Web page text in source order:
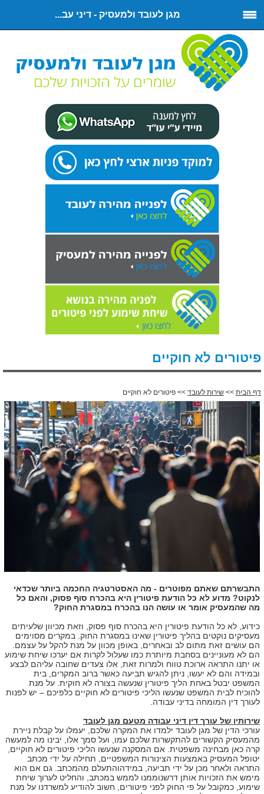
מגן לעובד ולמעסיק - דיני עב...
פיטורים לא חוקיים
דף הבית >> שירות לעובד >> פיטורים לא חוקיים
התבשרתם שאתם מפוטרים - מה האסטרטגיה החכמה ביותר שכדאי
לנקוט? מדוע לא כל הודעת פיטורין היא בהכרח סוף פסוק, והאם כל
מה שהמעסיק אומר או עושה הנו בהכרח במסגרת החוק?
כידוע, לא כל הודעת פיטורין היא בהכרח סוף פסוק, וזאת מכיוון שלעיתים
מעסיקים נוקטים בהליך פיטורין שאינו במסגרת החוק. במקרים מסוימים
הם עושים זאת מתום לב ובאחרים, באופן מכוון על מנת להקל על עצמם.
הם לא מעוניינים בסחבת מיותרת כמו שעלול לקרות אם יערכו שיחת שימוע
או יתנו התראה ארוכת טווח ולמרות זאת, אלו צעדים שחובה עליהם לבצע
ובמידה והם לא יעשו, ניתן להגיש תביעה כאשר ברוב המקרים, בית
המשפט יבטל באחת הליך פיטורין שנעשה בצורה לא חוקית. על מנת
להוכיח לבית המשפט שנעשו הליכי פיטורים לא חוקיים כלפיכם – יש לפנות
לעורך דין המומחה בדיני עבודה.
שירותיו של עורך דין דיני עבודה מטעם מגן לעובד
עורכי הדין של מגן לעובד ילמדו את המקרה שלכם, יעמלו על קבלת ניירת
מהמעסיק הקשורים להתקשרות שלכם עמו, ועל סמך אלו, יבינו מה למעשה
קרה כאן מבחינה משפטית. אם המסקנה שנעשו הליכי פיטורים לא חוקיים,
יטופל המעסיק באמצעות הצינורות המשפטיים, תחילה על ידי מכתב
התראה ולאחר מכן על ידי תביעה, במידהוהתעלם מהמכתב. גם אם הוא
מימש את הזכויות אותן דרשנוממנו לממש במכתב, והחליט לערוך שיחת
שימוע, כמקובל על פי החוק לפני פיטורים, חשוב להודיע למשרדנו על מנת